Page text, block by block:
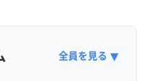
全員を見る ▼